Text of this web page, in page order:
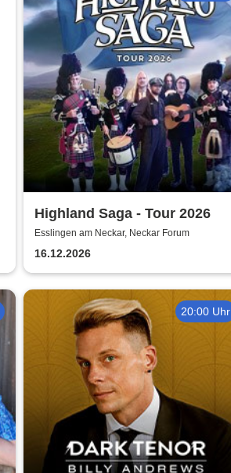
Highland Saga - Tour 2026
Esslingen am Neckar, Neckar Forum
16.12.2026
20:00 Uhr